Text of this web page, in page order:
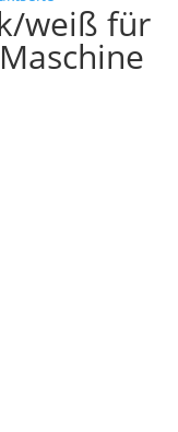
weiß für